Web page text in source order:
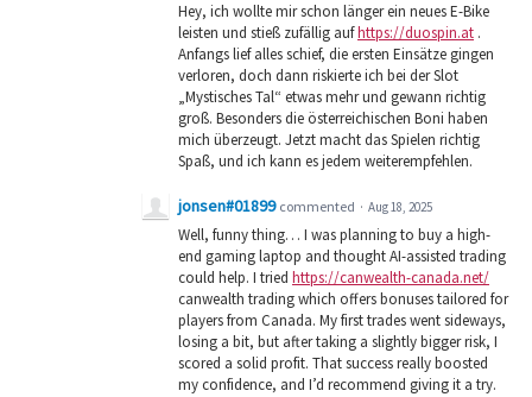
Hey, ich wollte mir schon länger ein neues E-Bike
leisten und stieß zufällig aufhttps://duospin.at .
Anfangs lief alles schief, die ersten Einsätze gingen
verloren, doch dann riskierte ich bei der Slot
„Mystisches Tal“ etwas mehr und gewann richtig
groß. Besonders die österreichischen Boni haben
mich überzeugt. Jetzt macht das Spielen richtig
Spaß, und ich kann es jedem weiterempfehlen.
jonsen#01899 commented · Aug 18, 2025
Well, funny thing… I was planning to buy a high-
end gaming laptop and thought AI-assisted trading
could help. I tried https://canwealth-canada.net/
canwealth trading which offers bonuses tailored for
players from Canada. My first trades went sideways,
losing a bit, but after taking a slightly bigger risk, I
scored a solid profit. That success really boosted
my confidence, and I’d recommend giving it a try.